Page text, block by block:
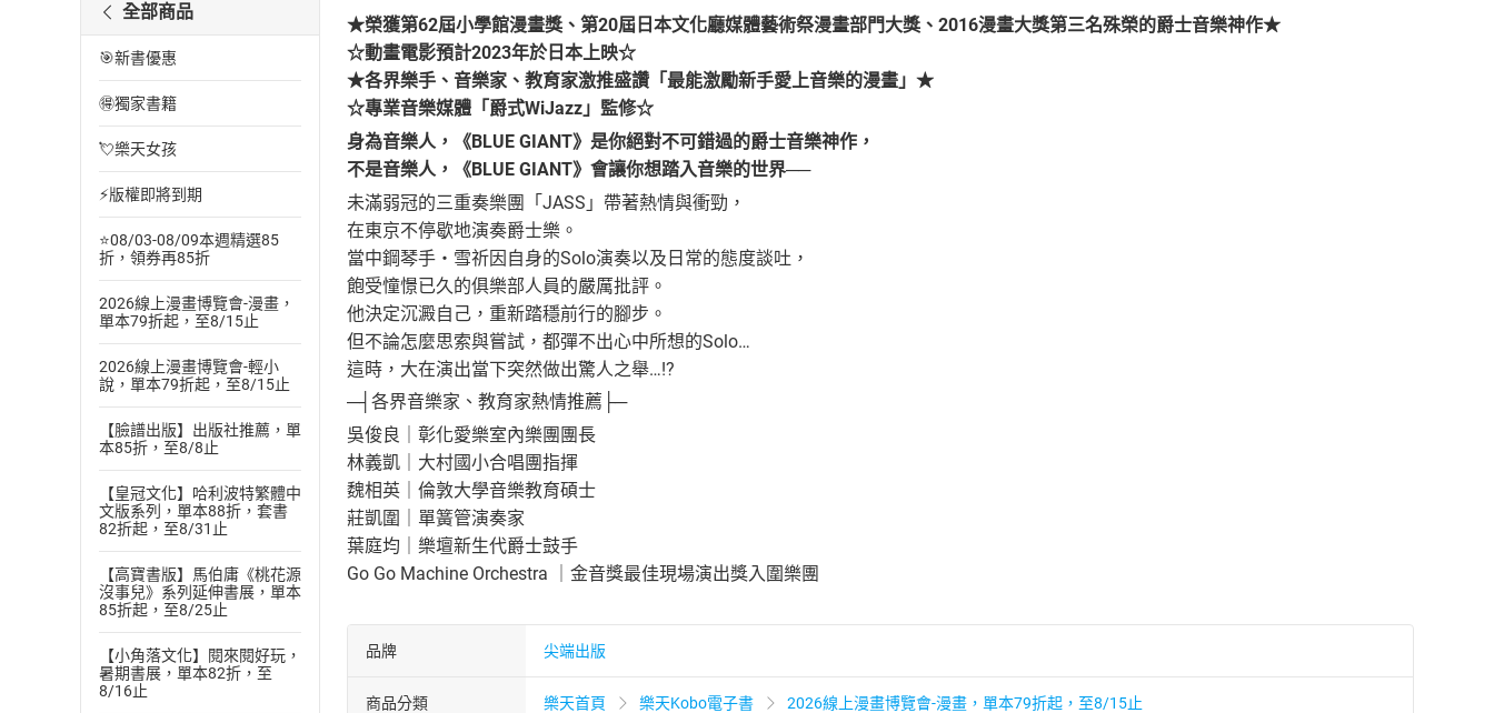
全部商品
🎯新書優惠
🉐獨家書籍
💘樂天女孩
⚡版權即將到期
⭐08/03-08/09本週精選85
折，領券再85折
2026線上漫畫博覽會-漫畫，
單本79折起，至8/15止
2026線上漫畫博覽會-輕小
說，單本79折起，至8/15止
【臉譜出版】出版社推薦，單
本85折，至8/8止
【皇冠文化】哈利波特繁體中
文版系列，單本88折，套書
82折起，至8/31止
【高寶書版】馬伯庸《桃花源
沒事兒》系列延伸書展，單本
85折起，至8/25止
【小角落文化】閱來閱好玩，
暑期書展，單本82折，至
8/16止
★榮獲第62屆小學館漫畫獎、第20屆日本文化廳媒體藝術祭漫畫部門大獎、2016漫畫大獎第三名殊榮的爵士音樂神作★
☆動畫電影預計2023年於日本上映☆
★各界樂手、音樂家、教育家激推盛讚「最能激勵新手愛上音樂的漫畫」★
☆專業音樂媒體「爵式WiJazz」監修☆
身為音樂人，《BLUE GIANT》是你絕對不可錯過的爵士音樂神作，
不是音樂人，《BLUE GIANT》會讓你想踏入音樂的世界──
未滿弱冠的三重奏樂團「JASS」帶著熱情與衝勁，
在東京不停歇地演奏爵士樂。
當中鋼琴手‧雪祈因自身的Solo演奏以及日常的態度談吐，
飽受憧憬已久的俱樂部人員的嚴厲批評。
他決定沉澱自己，重新踏穩前行的腳步。
但不論怎麼思索與嘗試，都彈不出心中所想的Solo…
這時，大在演出當下突然做出驚人之舉…!?
─┤各界音樂家、教育家熱情推薦├─
吳俊良｜彰化愛樂室內樂團團長
林義凱｜大村國小合唱團指揮
魏相英｜倫敦大學音樂教育碩士
莊凱圍｜單簧管演奏家
葉庭均｜樂壇新生代爵士鼓手
Go Go Machine Orchestra ｜金音獎最佳現場演出獎入圍樂團
品牌 尖端出版
商品分類 樂天首頁 樂天Kobo電子書 2026線上漫畫博覽會-漫畫，單本79折起，至8/15止